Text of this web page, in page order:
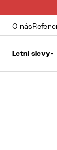
O nás
Letní slevy